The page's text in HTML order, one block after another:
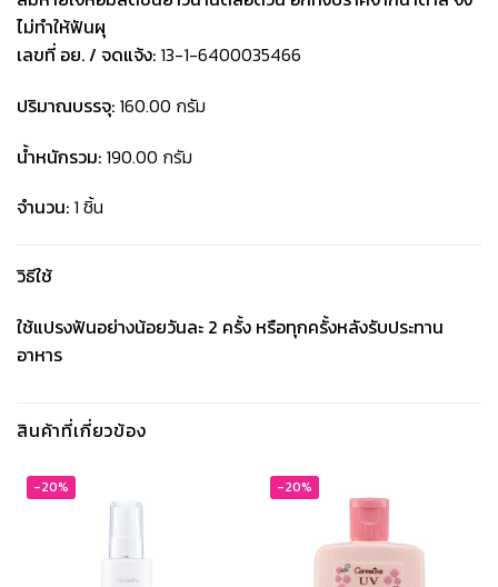
ไม่ทำให้ฟันผุ
เลขที่ อย. / จดแจ้ง: 13-1-6400035466
ปริมาณบรรจุ: 160.00 กรัม
น้ำหนักรวม: 190.00 กรัม
จำนวน: 1 ชิ้น
วิธีใช้
ใช้แปรงฟันอย่างน้อยวันละ 2 ครั้ง หรือทุกครั้งหลังรับประทาน
อาหาร
สินค้าที่เกี่ยวข้อง
-20% -20%